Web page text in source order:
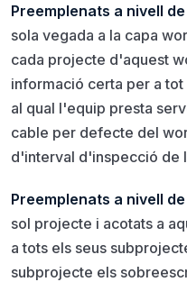
Preemplenats a nivell
sola vegada a la capa
cada projecte d'aquest
informació certa per a
al qual l'equip presta
cable per defecte del
d'interval d'inspecció de
Preemplenats a nivell
sol projecte i acotats a
a tots els seus
subprojecte els